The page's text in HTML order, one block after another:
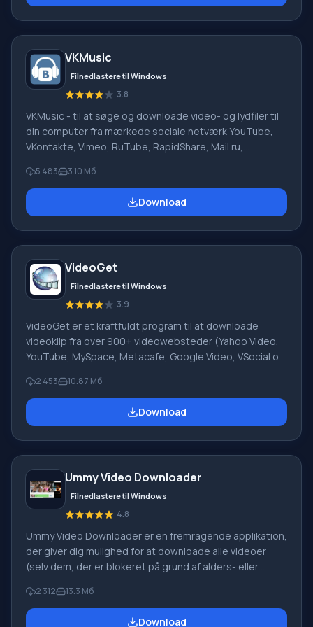
mulighed for at genoptage afbrudte forbindelser. Uden
problemer, fa
VKMusic
Filnedlastere til Windows
3.8
VKMusic - til at søge og downloade video- og lydfiler til
din computer fra mærkede sociale netværk YouTube,
VKontakte, Vimeo, RuTube, RapidShare, Mail.ru,
understøttes på sider som smotri.com, intv.ru,
video.google.com, video.bigmir.net, a1tv.ru, tnt-tv.ru og
andre. Fordele: Yderligere søgning i en interaktiv
med support
5 483 3.10 Мб
Download
VideoGet
Filnedlastere til Windows
3.9
VideoGet er et kraftfuldt program til at downloade
videoklip fra over 900+ videowebsteder (Yahoo Video,
YouTube, MySpace, Metacafe, Google Video, VSocial og
forskellige formater til afspilning på en videoafspiller,
computer eller mobiltelefon. Funktioner På trods af
overfloden af downloader-programmer fra forskellige
downloaden automatisk.
2 453 10.87 Mб
Download
Ummy Video Downloader
Filnedlastere til Windows
4.8
Ummy Video Downloader er en fremragende applikation,
der giver dig mulighed for at downloade alle videoer
(selv dem, der er blokeret på grund af alders- eller
videohosting-side YouTube. Du kan downloade enten
hele videoen eller kun lydsporet. Applikationen har et
2 312 13.3 Мб
Download